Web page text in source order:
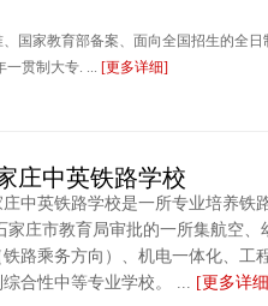
国家教育部备案、面向全国招生的全
一贯制大专. ... [更多详细]
庄中英铁路学校
庄中英铁路学校是一所专业培养铁
家庄市教育局审批的一所集航空
铁路乘务方向）、机电一体化、工
综合性中等专业学校。 ... [更多详